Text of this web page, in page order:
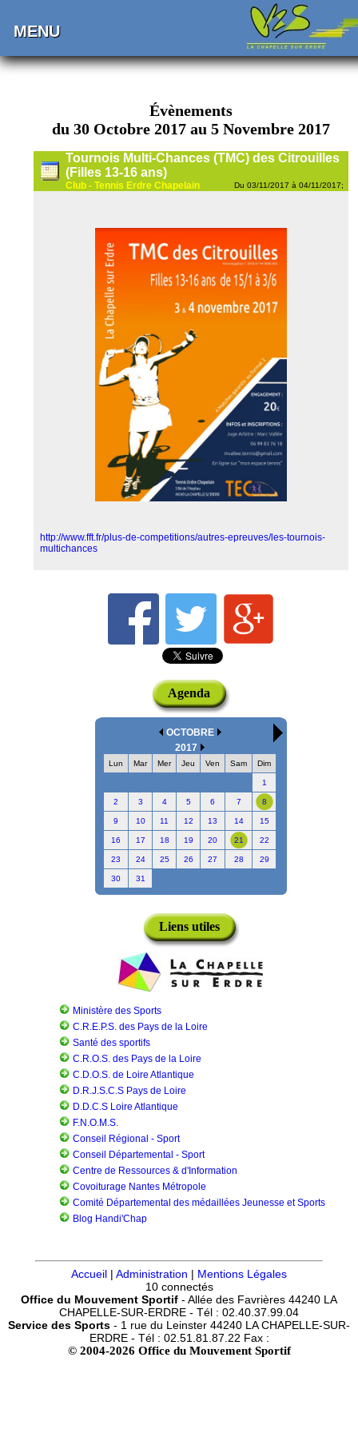
MENU
Évènements
du 30 Octobre 2017 au 5 Novembre 2017
Tournois Multi-Chances (TMC) des Citrouilles
(Filles 13-16 ans)
Club - Tennis Erdre Chapelain Du 03/11/2017 à 04/11/2017;
http://www.fft.fr/plus-de-competitions/autres-epreuves/les-tournois-
multichances
Agenda
OCTOBRE
2017
Lun Mar Mer Jeu Ven Sam Dim
1
2 3 4 5 6 7 8
9 10 11 12 13 14 15
16 17 18 19 20 21 22
23 24 25 26 27 28 29
30 31
Liens utiles
Ministère des Sports
C.R.E.P.S. des Pays de la Loire
Santé des sportifs
C.R.O.S. des Pays de la Loire
C.D.O.S. de Loire Atlantique
D.R.J.S.C.S Pays de Loire
D.D.C.S Loire Atlantique
F.N.O.M.S.
Conseil Régional - Sport
Conseil Départemental - Sport
Centre de Ressources & d'Information
Covoiturage Nantes Métropole
Comité Départemental des médaillées Jeunesse et Sports
Blog Handi'Chap
Accueil | Administration | Mentions Légales
10 connectés
Office du Mouvement Sportif - Allée des Favrières 44240 LA
CHAPELLE-SUR-ERDRE - Tél : 02.40.37.99.04
Service des Sports - 1 rue du Leinster 44240 LA CHAPELLE-SUR-
ERDRE - Tél : 02.51.81.87.22 Fax :
© 2004-2026 Office du Mouvement Sportif